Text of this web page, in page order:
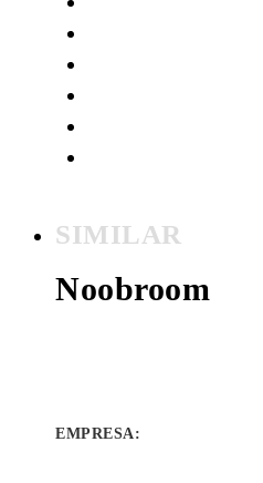
SIMILAR
Noobroom
EMPRESA: